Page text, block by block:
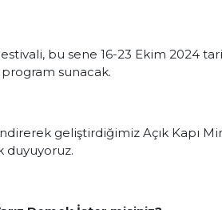
bu sene 16-23 Ekim 2024
sunacak.
geliştirdiğimiz Açık Kapı